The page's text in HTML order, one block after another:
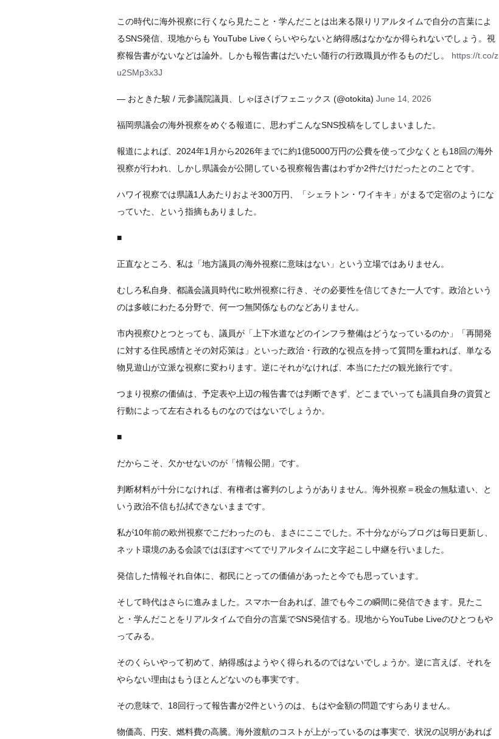
この時代に海外視察に行くなら見たこと・学んだことは出来る限りリアルタイムで自分の言葉によ
るSNS発信、現地からも YouTube Liveくらいやらないと納得感はなかなか得られないでしょう。視
察報告書がないなどは論外。しかも報告書はだいたい随行の行政職員が作るものだし。 https://t.co/z
u2SMp3x3J
— おときた駿 / 元参議院議員、しゃほさげフェニックス (@otokita) June 14, 2026
福岡県議会の海外視察をめぐる報道に、思わずこんなSNS投稿をしてしまいました。
報道によれば、2024年1月から2026年までに約1億5000万円の公費を使って少なくとも18回の海外
視察が行われ、しかし県議会が公開している視察報告書はわずか2件だけだったとのことです。
ハワイ視察では県議1人あたりおよそ300万円、「シェラトン・ワイキキ」がまるで定宿のようにな
っていた、という指摘もありました。
■
正直なところ、私は「地方議員の海外視察に意味はない」という立場ではありません。
むしろ私自身、都議会議員時代に欧州視察に行き、その必要性を信じてきた一人です。政治という
のは多岐にわたる分野で、何一つ無関係なものなどありません。
市内視察ひとつとっても、議員が「上下水道などのインフラ整備はどうなっているのか」「再開発
に対する住民感情とその対応策は」といった政治・行政的な視点を持って質問を重ねれば、単なる
物見遊山が立派な視察に変わります。逆にそれがなければ、本当にただの観光旅行です。
つまり視察の価値は、予定表や上辺の報告書では判断できず、どこまでいっても議員自身の資質と
行動によって左右されるものなのではないでしょうか。
■
だからこそ、欠かせないのが「情報公開」です。
判断材料が十分になければ、有権者は審判のしようがありません。海外視察＝税金の無駄遣い、と
いう政治不信も払拭できないままです。
私が10年前の欧州視察でこだわったのも、まさにここでした。不十分ながらブログは毎日更新し、
ネット環境のある会談ではほぼすべてでリアルタイムに文字起こし中継を行いました。
発信した情報それ自体に、都民にとっての価値があったと今でも思っています。
そして時代はさらに進みました。スマホ一台あれば、誰でも今この瞬間に発信できます。見たこ
と・学んだことをリアルタイムで自分の言葉でSNS発信する。現地からYouTube Liveのひとつもや
ってみる。
そのくらいやって初めて、納得感はようやく得られるのではないでしょうか。逆に言えば、それを
やらない理由はもうほとんどないのも事実です。
その意味で、18回行って報告書が2件というのは、もはや金額の問題ですらありません。
物価高、円安、燃料費の高騰。海外渡航のコストが上がっているのは事実で、状況の説明があれば